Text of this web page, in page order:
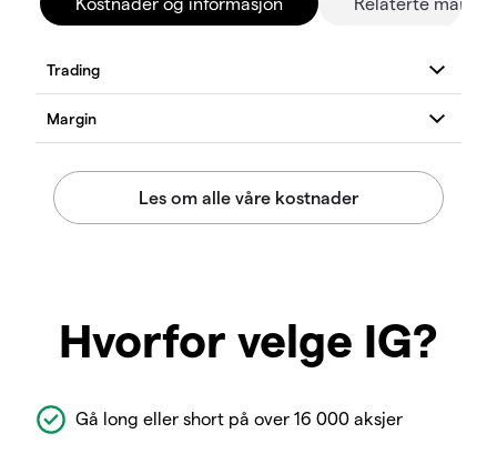
Hvorfor velge IG?
Gå long eller short på over 16 000 aksjer